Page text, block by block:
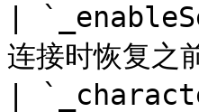
|
连接时恢
|